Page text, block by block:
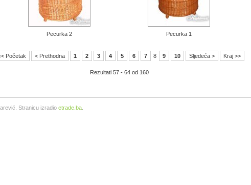
Pecurka 2 Pecurka 1
Početak < Prethodna 1 2 3 4 5 6 7 8 9 10 Sljedeća > Kraj >>
Rezultati 57 - 64 od 160
Stranicu izradio etrade.ba